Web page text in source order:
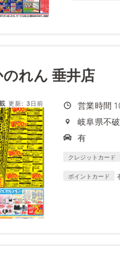
れん 垂井店
更新: 3日前
営業時間
岐阜県不
有
クレジットカード
ポイントカード